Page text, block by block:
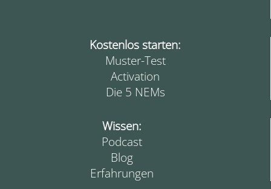
Kostenlos starten:
Muster-Test
Activation
Die 5 NEMs
Wissen:
Podcast
Blog
Erfahrungen